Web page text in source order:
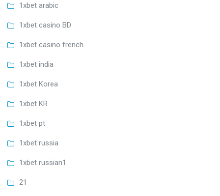
1xbet arabic
1xbet casino BD
1xbet casino french
1xbet india
1xbet Korea
1xbet KR
1xbet pt
1xbet russia
1xbet russian1
21